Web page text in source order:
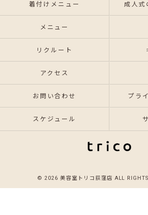
着付けメニュー 成人式
メニュー
リクルート
アクセス
お問い合わせ プラ
スケジュール
© 2026 美容室トリコ荻窪店 ALL RIGHTS